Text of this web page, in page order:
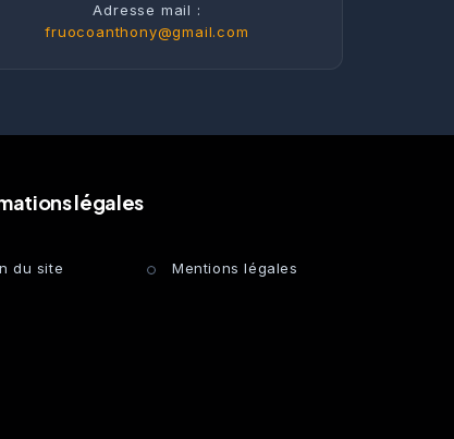
Adresse mail :
fruocoanthony@gmail.com
légales
du site Mentions légales